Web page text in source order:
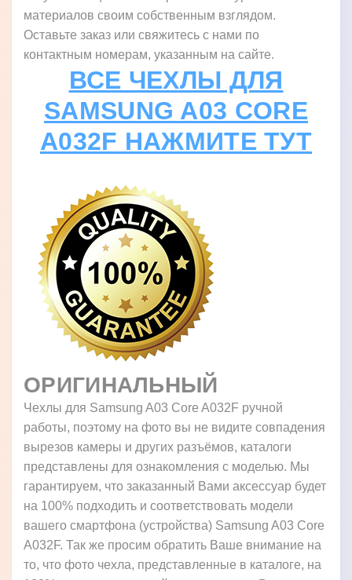
материалов своим собственным взглядом.
Оставьте заказ или свяжитесь с нами по
контактным номерам, указанным на сайте.
ВСЕ ЧЕХЛЫ ДЛЯ
SAMSUNG A03 CORE
A032F НАЖМИТЕ ТУТ
ОРИГИНАЛЬНЫЙ
Чехлы для Samsung A03 Core A032F ручной
работы, поэтому на фото вы не видите совпадения
вырезов камеры и других разъёмов, каталоги
представлены для ознакомления с моделью. Мы
гарантируем, что заказанный Вами аксессуар будет
на 100% подходить и соответствовать модели
вашего смартфона (устройства) Samsung A03 Core
A032F. Так же просим обратить Ваше внимание на
то, что фото чехла, представленные в каталоге, на